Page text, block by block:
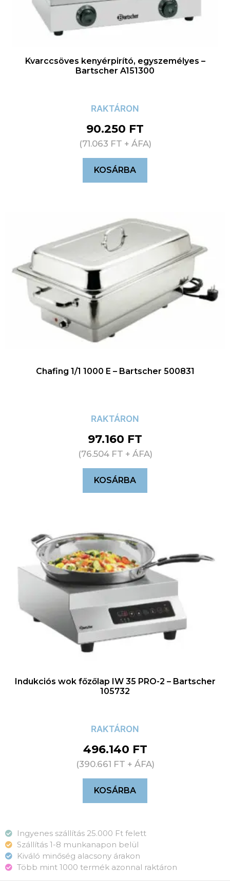
Kvarccsöves kenyérpirító, egyszemélyes –
Bartscher A151300
RAKTÁRON
90.250 FT
(71.063 FT + ÁFA)
KOSÁRBA
Chafing 1/1 1000 E – Bartscher 500831
RAKTÁRON
97.160 FT
(76.504 FT + ÁFA)
KOSÁRBA
Indukciós wok főzőlap IW 35 PRO-2 – Bartscher
105732
RAKTÁRON
496.140 FT
(390.661 FT + ÁFA)
KOSÁRBA
Ingyenes szállítás 25.000 Ft felett
Szállítás 1-8 munkanapon belül
Kiváló minőség alacsony árakon
Több mint 1000 termék azonnal raktáron